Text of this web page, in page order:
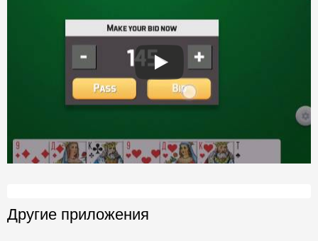
Другие приложения